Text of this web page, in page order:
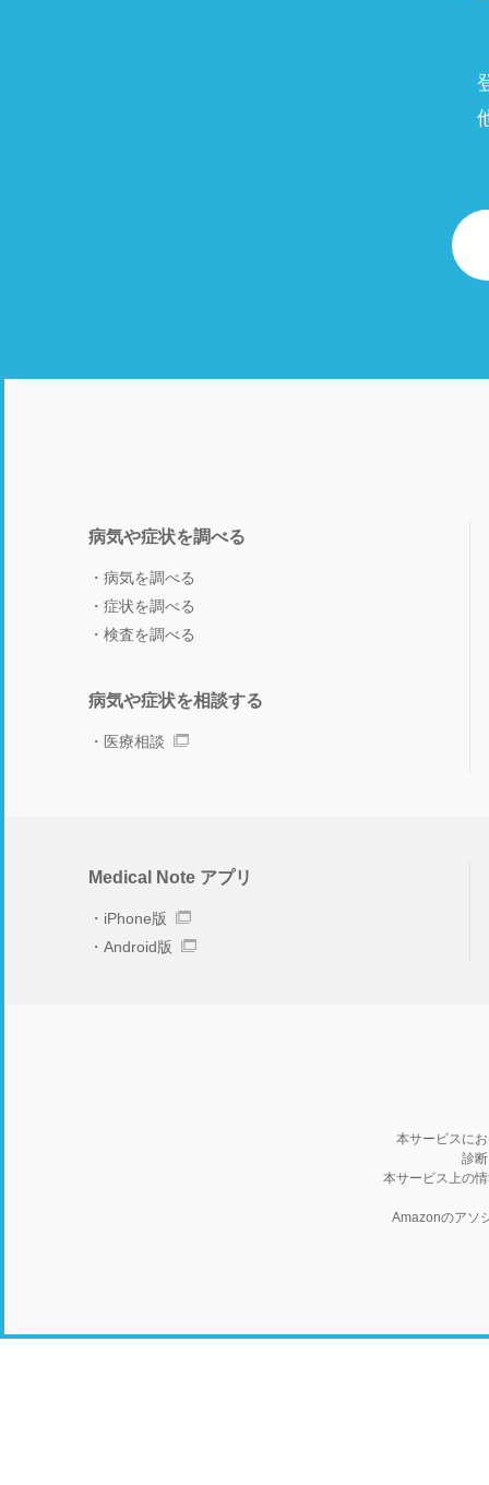
病気や症状を調べる
病気を調べる
症状を調べる
検査を調べる
病気や症状を相談する
医療相談
Medical Note アプリ
iPhone版
Android版
本サービスに
診
本サービス上の
Amazonのアソ